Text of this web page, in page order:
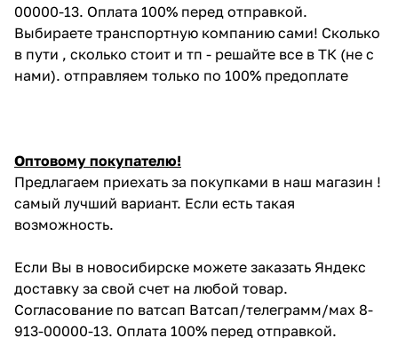
00000-13. Оплата 100% перед отправкой.
Выбираете транспортную компанию сами! Сколько
в пути , сколько стоит и тп - решайте все в ТК (не с
нами). отправляем только по 100% предоплате
Оптовому покупателю!
Предлагаем приехать за покупками в наш магазин !
самый лучший вариант. Если есть такая
возможность.
Если Вы в новосибирске можете заказать Яндекс
доставку за свой счет на любой товар.
Согласование по ватсап Ватсап/телеграмм/мах 8-
913-00000-13. Оплата 100% перед отправкой.